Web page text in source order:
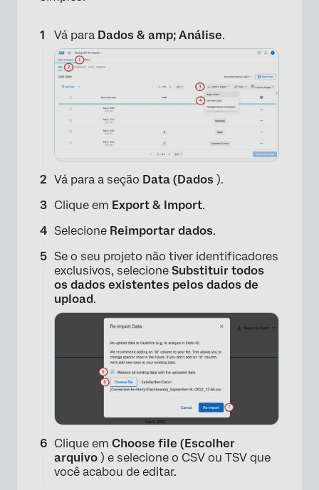
Vá para Dados & amp; Análise.
Vá para a seção Data (Dados ).
Clique em Export & Import.
Selecione Reimportar dados.
Se o seu projeto não tiver identificadores
exclusivos, selecione Substituir todos
os dados existentes pelos dados de
upload.
Clique em Choose file (Escolher
arquivo ) e selecione o CSV ou TSV que
você acabou de editar.